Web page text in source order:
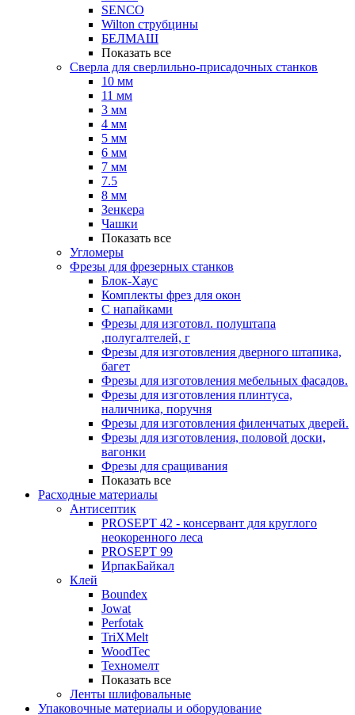
SENCO
Wilton струбцины
БЕЛМАШ
Показать все
Сверла для сверлильно-присадочных станков
10 мм
11 мм
3 мм
4 мм
5 мм
6 мм
7 мм
7.5
8 мм
Зенкера
Чашки
Показать все
Угломеры
Фрезы для фрезерных станков
Блок-Хаус
Комплекты фрез для окон
С напайками
Фрезы для изготовл. полуштапа
,полугалтелей, г
Фрезы для изготовления дверного штапика,
багет
Фрезы для изготовления мебельных фасадов.
Фрезы для изготовления плинтуса,
наличника, поручня
Фрезы для изготовления филенчатых дверей.
Фрезы для изготовления, половой доски,
вагонки
Фрезы для сращивания
Показать все
Расходные материалы
Антисептик
PROSEPT 42 - консервант для круглого
неокоренного леса
PROSEPT 99
ИрпакБайкал
Клей
Boundex
Jowat
Perfotak
TriXMelt
WoodTec
Техномелт
Показать все
Ленты шлифовальные
Упаковочные материалы и оборудование